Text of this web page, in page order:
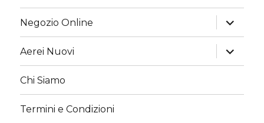
Negozio Online
apri
i
menu
child
Aerei Nuovi
apri
i
menu
Chi Siamo
Termini e Condizioni